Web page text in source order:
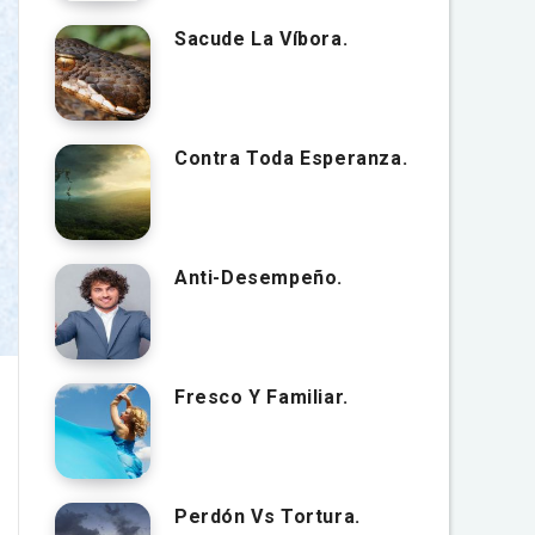
Sacude La Víbora.
Contra Toda Esperanza.
Anti-Desempeño.
Fresco Y Familiar.
Perdón Vs Tortura.